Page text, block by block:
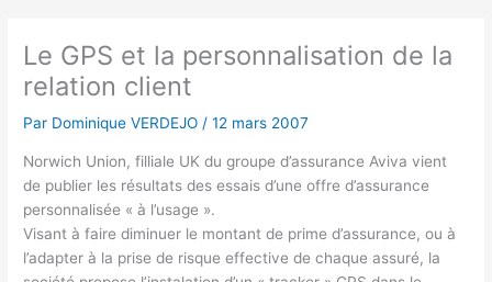
Le GPS et la personnalisation de la
relation client
Par Dominique VERDEJO /12 mars 2007
Norwich Union, filliale UK du groupe d’assurance Aviva vient
de publier les résultats des essais d’une offre d’assurance
personnalisée « à l’usage ».
Visant à faire diminuer le montant de prime d’assurance, ou à
l’adapter à la prise de risque effective de chaque assuré, la